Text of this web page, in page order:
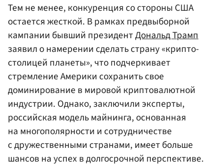
Тем не менее, конкуренция со стороны США
остается жесткой. В рамках предвыборной
кампании бывший президентДональд Трамп
заявил о намерении сделать страну «крипто-
столицей планеты», что подчеркивает
стремление Америки сохранить свое
доминирование в мировой криптовалютной
индустрии. Однако, заключили эксперты,
российская модель майнинга, основанная
на многополярности и сотрудничестве
с дружественными странами, имеет больше
шансов на успех в долгосрочной перспективе.